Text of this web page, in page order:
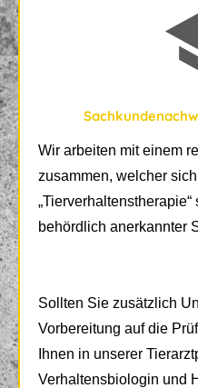
Wir arbeiten mit einem
zusammen, welcher
behördlich anerkannter
Sollten Sie zusätzlich
Vorbereitung auf die
Ihnen in unserer
Verhaltensbiologin und